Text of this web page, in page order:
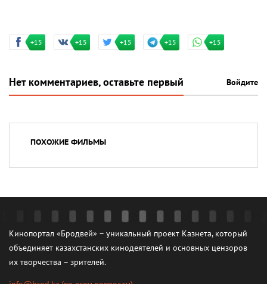
+15 +15 +15 +15 +15
Нет комментариев, оставьте первый Войдите
ПОХОЖИЕ ФИЛЬМЫ
Кинопортал «Бродвей» – уникальный проект Казнета, который
объединяет казахстанских кинодеятелей и основных цензоров
их творчества – зрителей.